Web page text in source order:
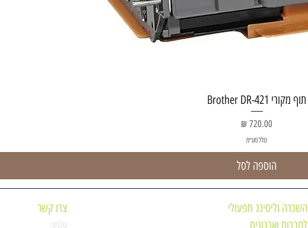
תצוגה מהירהתוף מקורי Brother DR-421
מחיר
כולל מע״מ
הוספה לסל
השכרה וליסינג תפעולי
לחברות וארגונים
צרו קשר
טלפון: